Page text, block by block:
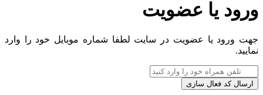
ورود یا عضویت
جهت ورود یا عضویت در سایت لطفا شماره موبایل خود را وارد
نمایید.
ارسال کد فعال سازی